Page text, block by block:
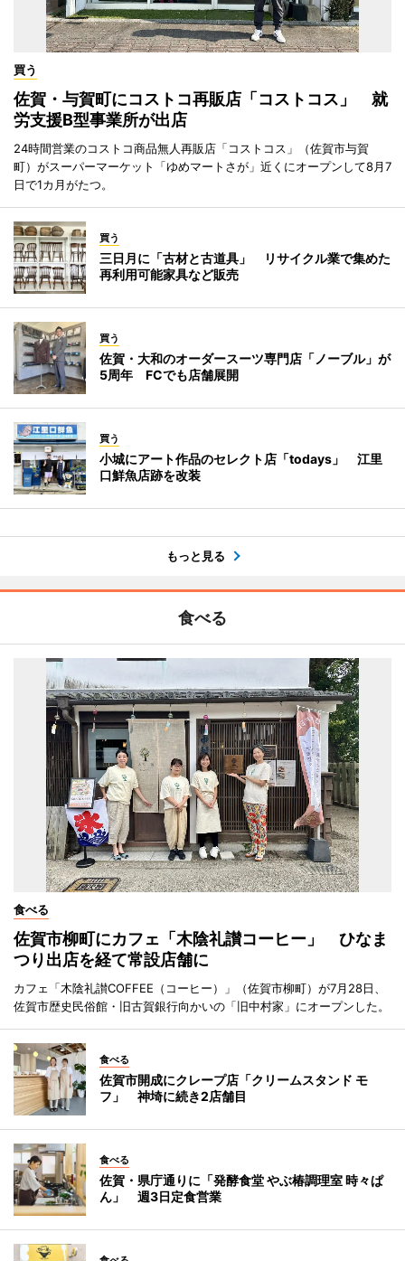
買う
佐賀・与賀町にコストコ再販店「コストコス」 就
労支援B型事業所が出店
24時間営業のコストコ商品無人再販店「コストコス」（佐賀市与賀
町）がスーパーマーケット「ゆめマートさが」近くにオープンして8月7
日で1カ月がたつ。
買う
三日月に「古材と古道具」 リサイクル業で集めた
再利用可能家具など販売
買う
佐賀・大和のオーダースーツ専門店「ノーブル」が
5周年 FCでも店舗展開
買う
小城にアート作品のセレクト店「todays」 江里
口鮮魚店跡を改装
もっと見る
食べる
食べる
佐賀市柳町にカフェ「木陰礼讃コーヒー」 ひなま
つり出店を経て常設店舗に
カフェ「木陰礼讃COFFEE（コーヒー）」（佐賀市柳町）が7月28日、
佐賀市歴史民俗館・旧古賀銀行向かいの「旧中村家」にオープンした。
食べる
佐賀市開成にクレープ店「クリームスタンド モ
フ」 神埼に続き2店舗目
食べる
佐賀・県庁通りに「発酵食堂 やぶ椿調理室 時々ぱ
ん」 週3日定食営業